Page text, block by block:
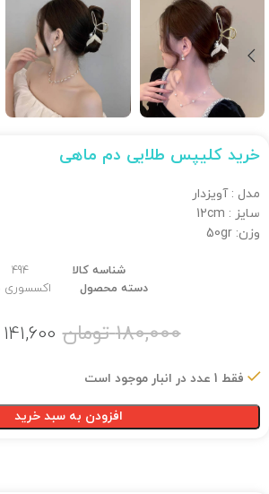
خرید کلیپس طلایی دم ماهی
مدل : آویزدار
سایز : 12cm
وزن: 50gr
شناسه کالا
494
دسته محصول
اکسسوری
180,000 تومان 141,600
فقط 1 عدد در انبار موجود است
افزودن به سبد خرید